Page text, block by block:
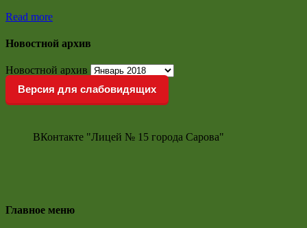
Read more
Новостной архив
Новостной архив
Версия для слабовидящих
ВКонтакте "Лицей № 15 города Сарова"
Главное меню